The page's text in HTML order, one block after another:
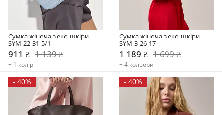
Сумка жіноча з еко-шкіри
SYM-22-31-5/1
911 ₴ 1 139 ₴
+ 1 колір
Сумка жіноча з еко-шкіри
SYM-3-26-17
1 189 ₴ 1 699 ₴
+ 4 кольори
- 40% - 40%